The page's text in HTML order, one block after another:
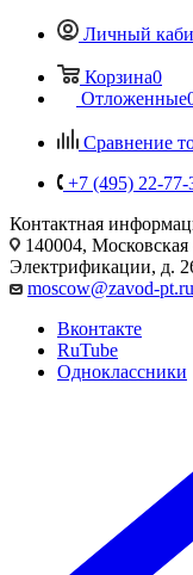
Личный
Корзина0
Отложенные
Сравнение
+7 (495) 22-77-
Контактная
140004,
Электрификации, д.
moscow@zavod-pt.ru
Вконтакте
RuTube
Одноклассники